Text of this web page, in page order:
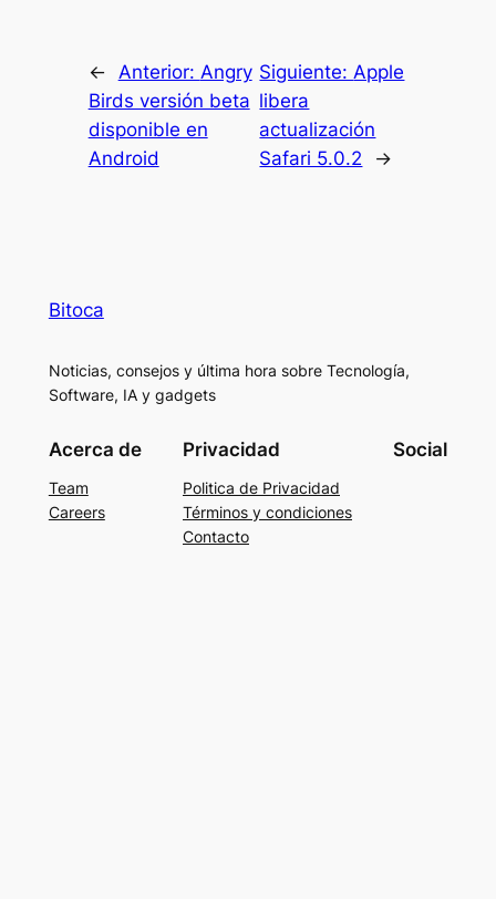
← Anterior: Angry
Birds versión beta
disponible en
Android
Siguiente:Apple
libera
actualización
Safari 5.0.2
→
Bitoca
Noticias, consejos y última hora sobre Tecnología,
Software, IA y gadgets
Acerca de
Team
Careers
Privacidad
Politica de Privacidad
Términos y condiciones
Contacto
Social